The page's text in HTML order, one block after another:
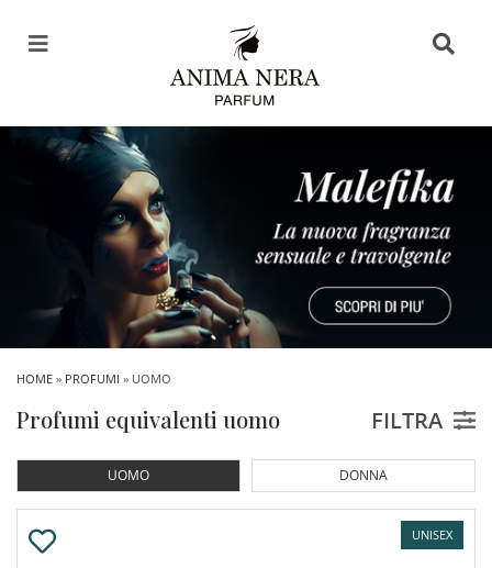
HOME » PROFUMI » UOMO
Profumi equivalenti uomo FILTRA
UOMO DONNA
UNISEX